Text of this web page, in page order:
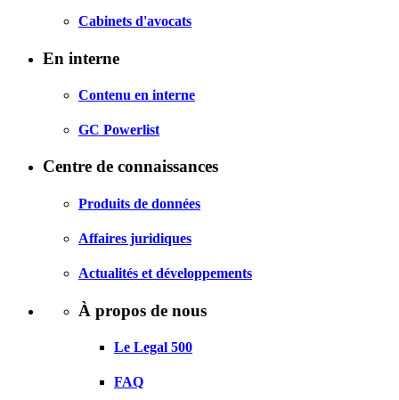
Cabinets d'avocats
En interne
Contenu en interne
GC Powerlist
Centre de connaissances
Produits de données
Affaires juridiques
Actualités et développements
À propos de nous
Le Legal 500
FAQ